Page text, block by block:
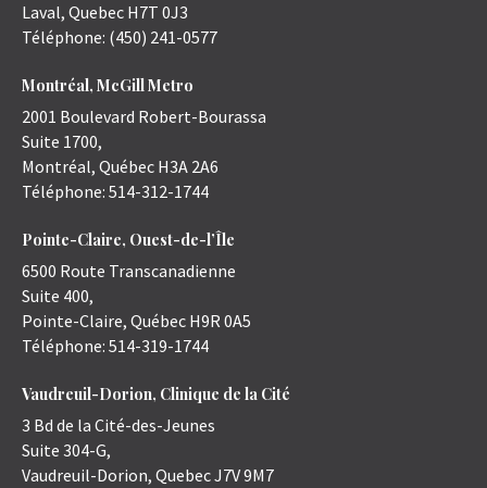
Laval, Quebec H7T 0J3
Téléphone: (450) 241-0577
Montréal, McGill Metro
2001 Boulevard Robert-Bourassa
Suite 1700,
Montréal, Québec H3A 2A6
Téléphone: 514-312-1744
Pointe-Claire, Ouest-de-l’Île
6500 Route Transcanadienne
Suite 400,
Pointe-Claire, Québec H9R 0A5
Téléphone: 514-319-1744
Vaudreuil-Dorion, Clinique de la Cité
3 Bd de la Cité-des-Jeunes
Suite 304-G,
Vaudreuil-Dorion, QuebecJ7V 9M7